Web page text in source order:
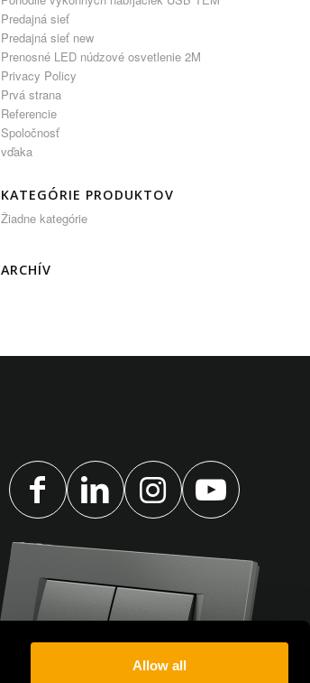
Allow all
Predajná sieť
Predajná sieť new
Prenosné LED núdzové osvetlenie 2M
Privacy Policy
Prvá strana
Referencie
Spoločnosť
vďaka
KATEGÓRIE PRODUKTOV
Žiadne kategórie
ARCHÍV